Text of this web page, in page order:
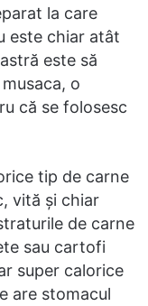
la care
este chiar atât
este să
o
că se folosesc
tip de carne
vită și chiar
de carne
sau cartofi
super calorice
are stomacul